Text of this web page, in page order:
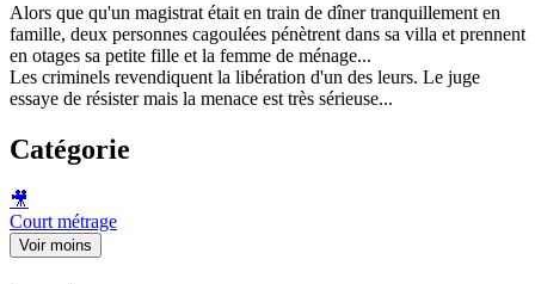
Alors que qu'un magistrat était en train de dîner tranquillement en
famille, deux personnes cagoulées pénètrent dans sa villa et prennent
en otages sa petite fille et la femme de ménage...
Les criminels revendiquent la libération d'un des leurs. Le juge
essaye de résister mais la menace est très sérieuse...
Catégorie
🎥
Court métrage
Voir moins